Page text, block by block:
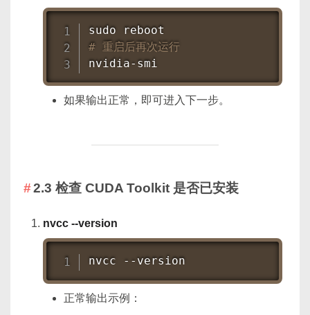
sudo
reboot
# 重启后再次运行
nvidia-smi
如果输出正常，即可进入下一步。
2.3 检查 CUDA Toolkit 是否已安装
nvcc --version
nvcc --version
正常输出示例：